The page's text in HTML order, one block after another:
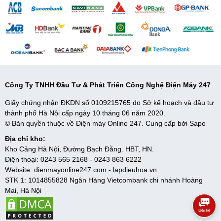
- Chuông báo khi quên đóng cửa: Giúp người dùng
phát hiện
nhanh chóng
cửa
chưa được khép kín hoặc mở quá lâu,
gây thất thoát hơi lạnh ra ngoài làm ảnh hưởng đến việc bảo quản
thực phẩm và điện năng tiêu thụ của thiết bị.
thường xuyên.
Công Ty TNHH Đầu Tư & Phát Triển Công Nghệ Điện Máy 247
Giấy chứng nhận ĐKDN số 0109215765 do Sở kế hoạch và đầu tư
thành phố Hà Nội cấp ngày 10 tháng 06 năm 2020.
© Bản quyền thuộc về Điện máy Online 247. Cung cấp bởi Sapo
Địa chỉ kho:
Kho Cảng Hà Nội, Đường Bạch Đằng. HBT, HN.
Điện thoại: 0243 565 2168 - 0243 863 6222
Website: dienmayonline247.com - lapdieuhoa.vn
STK 1: 1014855828 Ngân Hàng Vietcombank chi nhánh Hoàng
Mai, Hà Nội